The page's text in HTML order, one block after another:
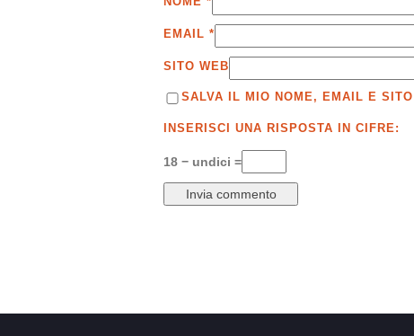
EMAIL *
SITO WEB
SALVA IL MIO NOME, EMAIL E
INSERISCI UNA RISPOSTA IN CIFRE:
18 − undici =